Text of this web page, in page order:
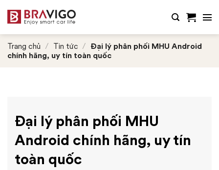
qua
dungTrang chủ / Tin tức / Đại lý phân phối MHU Android
chính hãng, uy tín toàn quốc
Đại lý phân phối MHU
Android chính hãng, uy tín
toàn quốc